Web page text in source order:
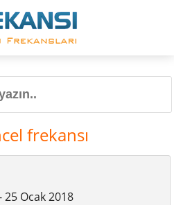
frekansı
Ocak 2018